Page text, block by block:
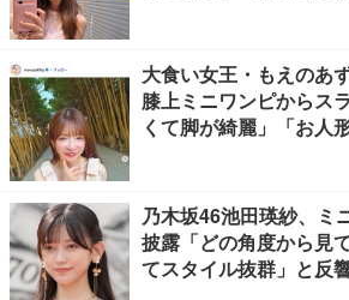
大食い女王・もえのあ
膝上ミニワンピからス
くて脚が綺麗」「お人
乃木坂46池田瑛紗、ミ
披露「どの角度から見
てスタイル抜群」と反